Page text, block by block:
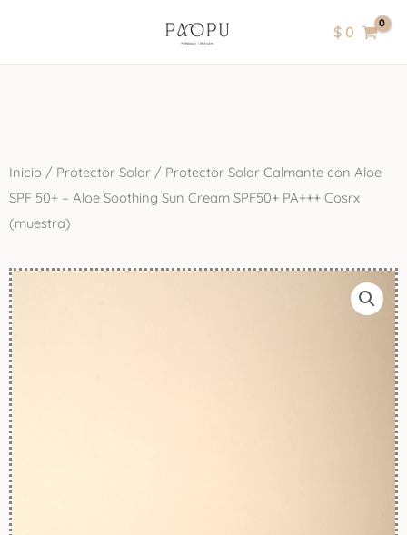
$0
Inicio / Protector Solar / Protector Solar Calmante con Aloe
SPF 50+ – Aloe Soothing Sun Cream SPF50+ PA+++ Cosrx
(muestra)